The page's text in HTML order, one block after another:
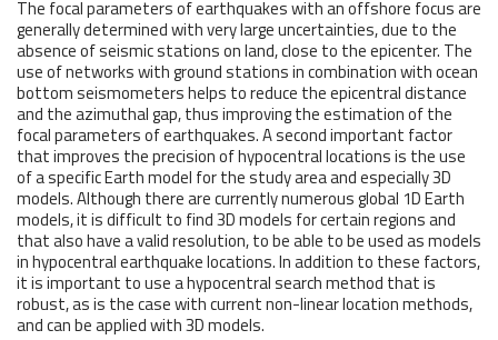
The focal parameters of earthquakes with an offshore focus are
generally determined with very large uncertainties, due to the
absence of seismic stations on land, close to the epicenter. The
use of networks with ground stations in combination with ocean
bottom seismometers helps to reduce the epicentral distance
and the azimuthal gap, thus improving the estimation of the
focal parameters of earthquakes. A second important factor
that improves the precision of hypocentral locations is the use
of a specific Earth model for the study area and especially 3D
models. Although there are currently numerous global 1D Earth
models, it is difficult to find 3D models for certain regions and
that also have a valid resolution, to be able to be used as models
in hypocentral earthquake locations. In addition to these factors,
it is important to use a hypocentral search method that is
robust, as is the case with current non-linear location methods,
and can be applied with 3D models.